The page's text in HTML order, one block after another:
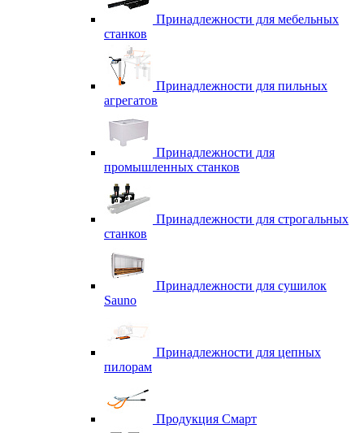
Принадлежности для мебельных
станков
Принадлежности для пильных
агрегатов
Принадлежности для
промышленных станков
Принадлежности для строгальных
станков
Принадлежности для сушилок
Sauno
Принадлежности для цепных
пилорам
Продукция Смарт